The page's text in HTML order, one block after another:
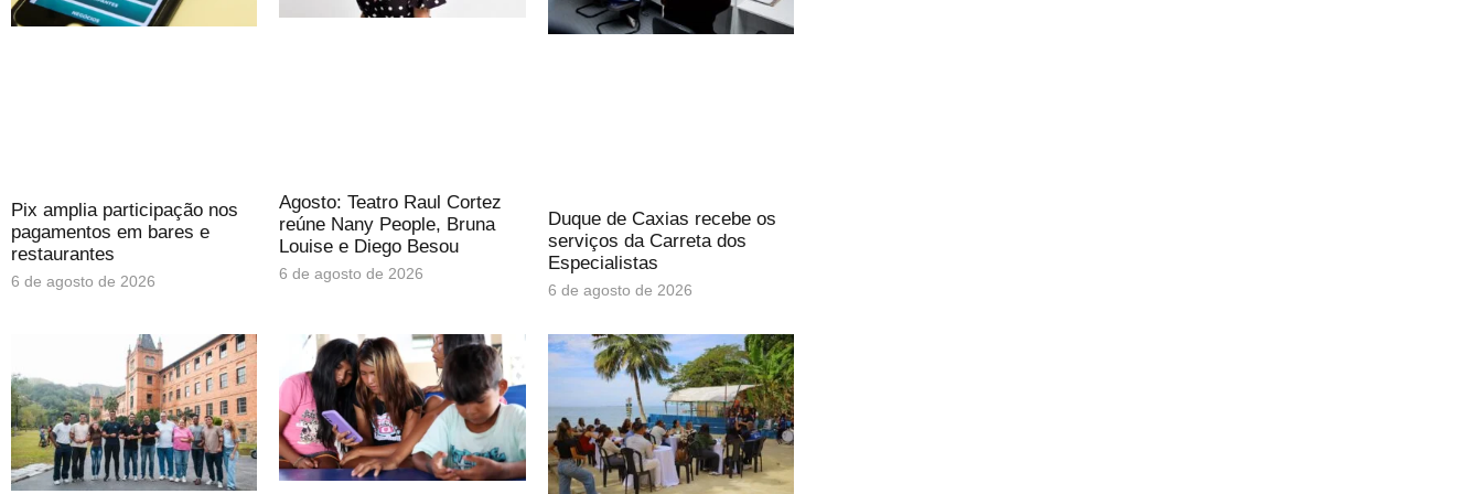
Pix amplia participação nos
pagamentos em bares e
restaurantes
6 de agosto de 2026
Agosto: Teatro Raul Cortez
reúne Nany People, Bruna
Louise e Diego Besou
6 de agosto de 2026
Duque de Caxias recebe os
serviços da Carreta dos
Especialistas
6 de agosto de 2026